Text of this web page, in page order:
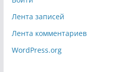
Лента записей
Лента комментариев
WordPress.org